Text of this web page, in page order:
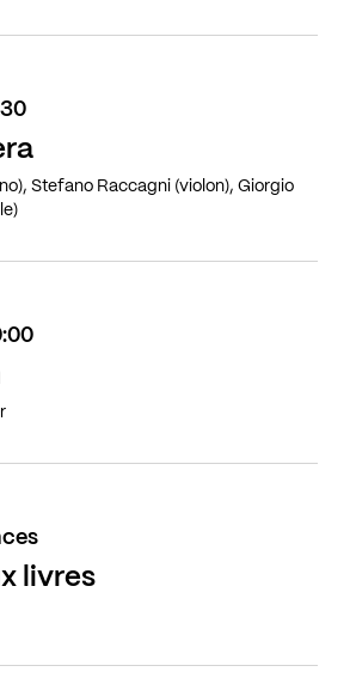
Stefano Raccagni (violon), Giorgio
livres